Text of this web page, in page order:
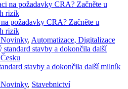
požadavky CRA? Začněte u
rizik
, Automatizace, Digitalizace
stavby a dokončila další milník
, Stavebnictví